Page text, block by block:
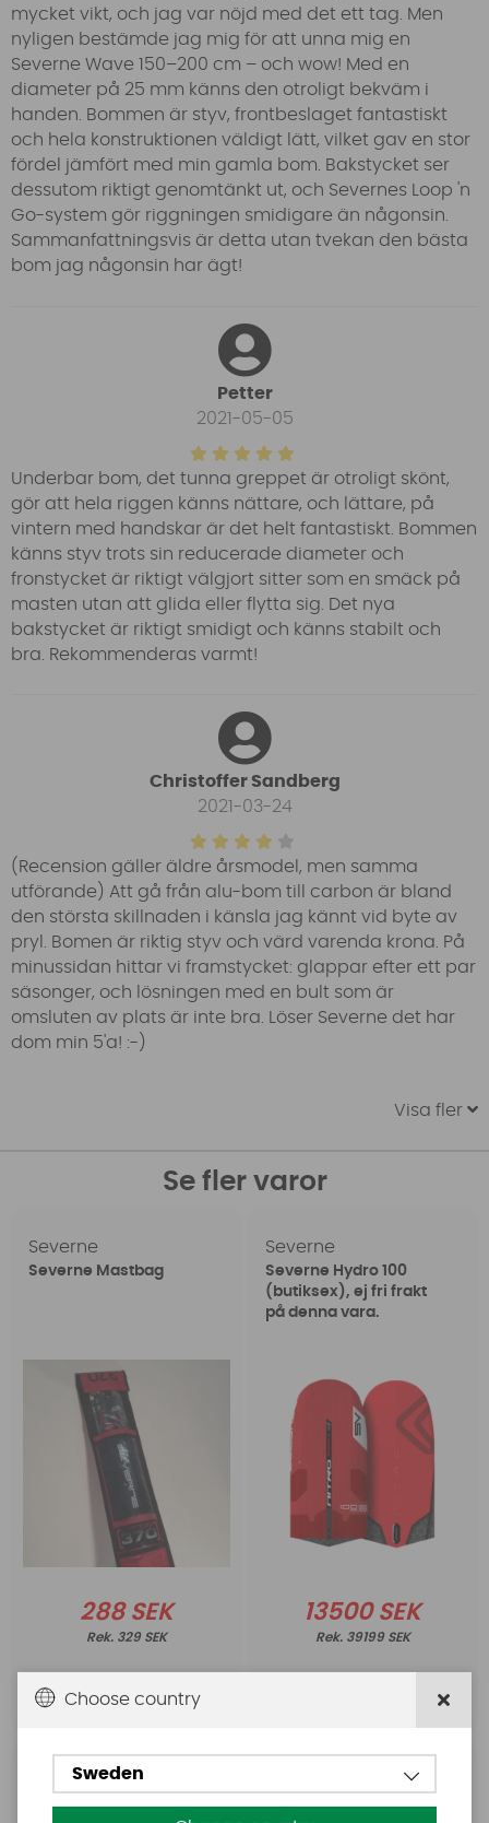
mycket vikt, och jag var nöjd med det ett tag. Men
nyligen bestämde jag mig för att unna mig en
Severne Wave 150–200 cm – och wow! Med en
diameter på 25 mm känns den otroligt bekväm i
handen. Bommen är styv, frontbeslaget fantastiskt
och hela konstruktionen väldigt lätt, vilket gav en stor
fördel jämfört med min gamla bom. Bakstycket ser
dessutom riktigt genomtänkt ut, och Severnes Loop 'n
Go-system gör riggningen smidigare än någonsin.
Sammanfattningsvis är detta utan tvekan den bästa
bom jag någonsin har ägt!
Petter
2021-05-05
Underbar bom, det tunna greppet är otroligt skönt,
gör att hela riggen känns nättare, och lättare, på
vintern med handskar är det helt fantastiskt. Bommen
känns styv trots sin reducerade diameter och
fronstycket är riktigt välgjort sitter som en smäck på
masten utan att glida eller flytta sig. Det nya
bakstycket är riktigt smidigt och känns stabilt och
bra. Rekommenderas varmt!
Christoffer Sandberg
2021-03-24
(Recension gäller äldre årsmodel, men samma
utförande) Att gå från alu-bom till carbon är bland
den största skillnaden i känsla jag kännt vid byte av
pryl. Bomen är riktig styv och värd varenda krona. På
minussidan hittar vi framstycket: glappar efter ett par
säsonger, och lösningen med en bult som är
omsluten av plats är inte bra. Löser Severne det har
dom min 5'a! :-)
Visa fler
Se fler varor
Severne
Severne Mastbag
288 SEK
329 SEK
Köp!
Severne
Severne Hydro 100
(butiksex), ej fri frakt
på denna vara.
13500 SEK
39199 SEK
Severne
Severne Race
Severne APEX 90%
Choose country
Sweden